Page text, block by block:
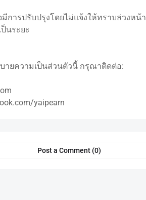
การปรับปรุงโดยไม่แจ้งให้ทราบล่วงหน้า
นระยะ
ายความเป็นส่วนตัวนี้ กรุณาติดต่อ:
yaipearn
Post a Comment (0)